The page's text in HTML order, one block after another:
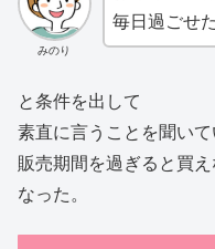
みのり
毎日過ごせ
と条件を出して
素直に言うことを聞い
販売期間を過ぎると買
なった。